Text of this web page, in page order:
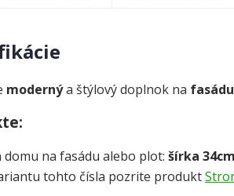
modernýa štýlový doplnok na
domu na fasádu alebo plot: šírka
tohto čísla pozrite produkt